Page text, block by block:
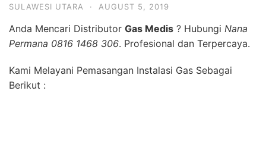
SULAWESI UTARA
· AUGUST 5, 2019
Anda Mencari Distributor Gas Medis ? Hubungi Nana
Permana 0816 1468 306. Profesional dan Terpercaya.
Kami Melayani Pemasangan Instalasi Gas Sebagai
Berikut :